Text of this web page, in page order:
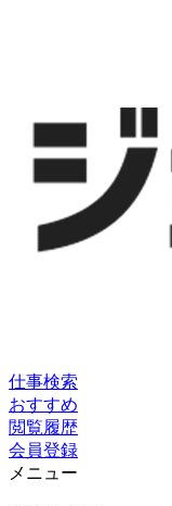
仕事検索
おすすめ
閲覧履歴
会員登録
メニュー